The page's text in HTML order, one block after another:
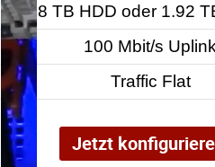
8 TB HDD oder 1.92
100 Mbit/s
Traffic Flat
Jetzt